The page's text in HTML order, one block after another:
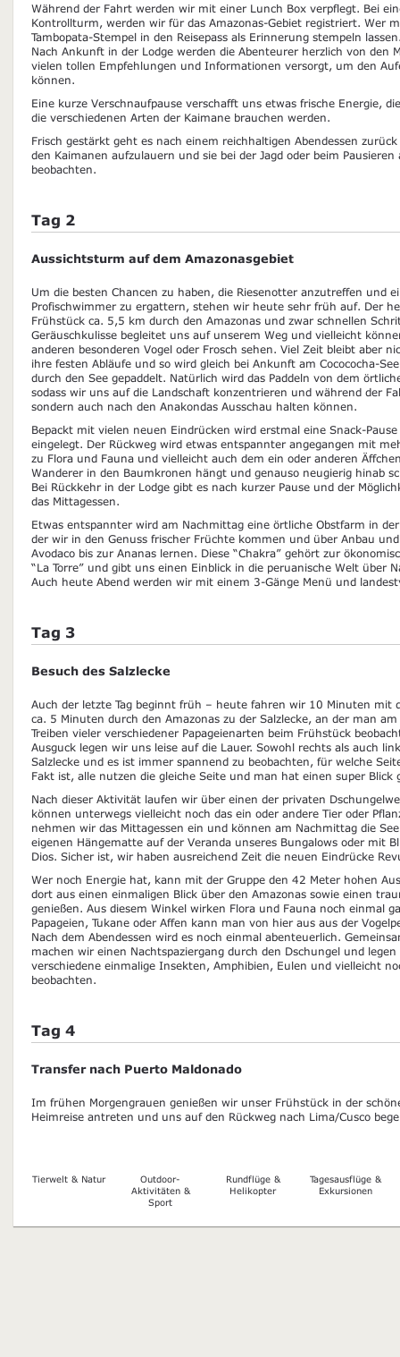
Während der Fahrt werden wir mit einer Lunch Box verpflegt. Bei
Kontrollturm, werden wir für das Amazonas-Gebiet registriert. Wer
Tambopata-Stempel in den Reisepass als Erinnerung stempeln
Nach Ankunft in der Lodge werden die Abenteurer herzlich von den
vielen tollen Empfehlungen und Informationen versorgt, um den
können.
Eine kurze Verschnaufpause verschafft uns etwas frische Energie,
die verschiedenen Arten der Kaimane brauchen werden.
Frisch gestärkt geht es nach einem reichhaltigen Abendessen
den Kaimanen aufzulauern und sie bei der Jagd oder beim
beobachten.
Tag 2
Aussichtsturm auf dem Amazonasgebiet
Um die besten Chancen zu haben, die Riesenotter anzutreffen und
Profischwimmer zu ergattern, stehen wir heute sehr früh auf. Der
Frühstück ca. 5,5 km durch den Amazonas und zwar schnellen
Geräuschkulisse begleitet uns auf unserem Weg und vielleicht
anderen besonderen Vogel oder Frosch sehen. Viel Zeit bleibt aber
ihre festen Abläufe und so wird gleich bei Ankunft am Cocococha-
durch den See gepaddelt. Natürlich wird das Paddeln von dem
sodass wir uns auf die Landschaft konzentrieren und während der
sondern auch nach den Anakondas Ausschau halten können.
Bepackt mit vielen neuen Eindrücken wird erstmal eine Snack-
eingelegt. Der Rückweg wird etwas entspannter angegangen mit
zu Flora und Fauna und vielleicht auch dem ein oder anderen
Wanderer in den Baumkronen hängt und genauso neugierig hinab
Bei Rückkehr in der Lodge gibt es nach kurzer Pause und der
das Mittagessen.
Etwas entspannter wird am Nachmittag eine örtliche Obstfarm in
der wir in den Genuss frischer Früchte kommen und über Anbau
Avodaco bis zur Ananas lernen. Diese “Chakra” gehört zur
“La Torre” und gibt uns einen Einblick in die peruanische Welt über
Auch heute Abend werden wir mit einem 3-Gänge Menü und
Tag 3
Besuch des Salzlecke
Auch der letzte Tag beginnt früh – heute fahren wir 10 Minuten mit
ca. 5 Minuten durch den Amazonas zu der Salzlecke, an der man
Treiben vieler verschiedener Papageienarten beim Frühstück
Ausguck legen wir uns leise auf die Lauer. Sowohl rechts als auch
Salzlecke und es ist immer spannend zu beobachten, für welche
Fakt ist, alle nutzen die gleiche Seite und man hat einen super Blick
Nach dieser Aktivität laufen wir über einen der privaten
können unterwegs vielleicht noch das ein oder andere Tier oder
nehmen wir das Mittagessen ein und können am Nachmittag die
eigenen Hängematte auf der Veranda unseres Bungalows oder mit
Dios. Sicher ist, wir haben ausreichend Zeit die neuen Eindrücke
Wer noch Energie hat, kann mit der Gruppe den 42 Meter hohen
dort aus einen einmaligen Blick über den Amazonas sowie einen
genießen. Aus diesem Winkel wirken Flora und Fauna noch einmal
Papageien, Tukane oder Affen kann man von hier aus aus der
Nach dem Abendessen wird es noch einmal abenteuerlich.
machen wir einen Nachtspaziergang durch den Dschungel und
verschiedene einmalige Insekten, Amphibien, Eulen und vielleicht
beobachten.
Tag 4
Transfer nach Puerto Maldonado
Im frühen Morgengrauen genießen wir unser Frühstück in der
Heimreise antreten und uns auf den Rückweg nach Lima/Cusco
Tierwelt & Natur
Outdoor-
Aktivitäten &
Sport
Rundflüge &
Helikopter
Tagesausflüge &
Exkursionen